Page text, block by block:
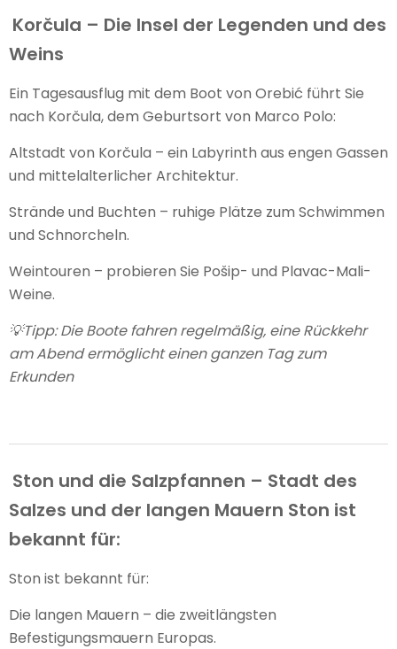
Korčula – Die Insel der Legenden und des
Weins
Ein Tagesausflug mit dem Boot von Orebić führt Sie
nach Korčula, dem Geburtsort von Marco Polo:
Altstadt von Korčula – ein Labyrinth aus engen Gassen
und mittelalterlicher Architektur.
Strände und Buchten – ruhige Plätze zum Schwimmen
und Schnorcheln.
Weintouren – probieren Sie Pošip- und Plavac-Mali-
Weine.
💡Tipp: Die Boote fahren regelmäßig, eine Rückkehr
am Abend ermöglicht einen ganzen Tag zum
Erkunden
Ston und die Salzpfannen – Stadt des
Salzes und der langen Mauern Ston ist
bekannt für:
Ston ist bekannt für:
Die langen Mauern – die zweitlängsten
Befestigungsmauern Europas.